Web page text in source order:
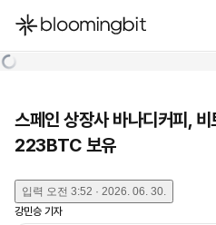
한국어
스페인 상장사 바나디커피,
223BTC 보유
입력 오전 3:52 · 2026. 06. 30.
강민승 기자